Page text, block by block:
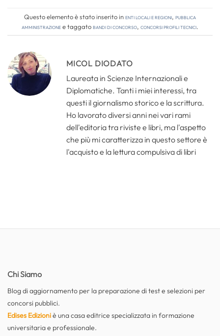
Questo elemento è stato inserito inEnti locali e regioni, Pubblica
amministrazionee taggatobandi di concorso, concorsi profili tecnici.
MICOL DIODATO
Laureata in Scienze Internazionali e
Diplomatiche. Tanti i miei interessi, tra
questi il giornalismo storico e la scrittura.
Ho lavorato diversi anni nei vari rami
dell'editoria tra riviste e libri, ma l'aspetto
che più mi caratterizza in questo settore è
l'acquisto e la lettura compulsiva di libri
Chi Siamo
Blog di aggiornamento per la preparazione di test e selezioni per
concorsi pubblici.
Edises Edizioniè una casa editrice specializzata in formazione
universitaria e professionale.